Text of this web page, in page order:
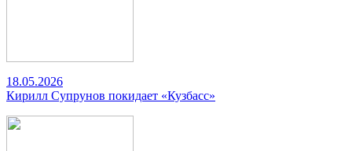
18.05.2026
Кирилл Супрунов покидает «Кузбасс»